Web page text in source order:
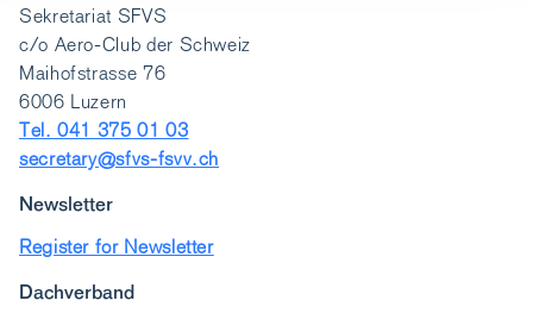
Sekretariat SFVS
c/o Aero-Club der Schweiz
Maihofstrasse 76
6006 Luzern
Tel. 041 375 01 03
secretary@sfvs-fsvv.ch
Newsletter
Register for Newsletter
Dachverband